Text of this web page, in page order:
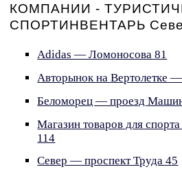
КОМПАНИИ -
СПОРТИНВЕНТАРЬ
Adidas — Ломоносова 81
Авторынок на Вертолетке
Беломорец — проезд
Магазин товаров для
114
Север — проспект Труда 45